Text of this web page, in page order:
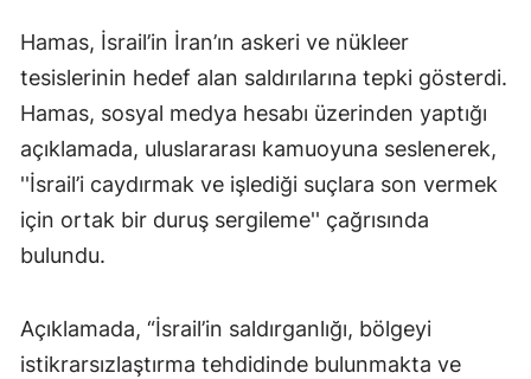
Hamas, İsrail’in İran’ın askeri ve nükleer
tesislerinin hedef alan saldırılarına tepki gösterdi.
Hamas, sosyal medya hesabı üzerinden yaptığı
açıklamada, uluslararası kamuoyuna seslenerek,
''İsrail’i caydırmak ve işlediği suçlara son vermek
için ortak bir duruş sergileme'' çağrısında
bulundu.
Açıklamada, “İsrail’in saldırganlığı, bölgeyi
istikrarsızlaştırma tehdidinde bulunmakta ve